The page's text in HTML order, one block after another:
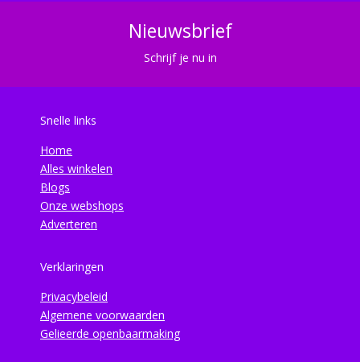
Nieuwsbrief
Schrijf je nu in
Snelle links
Home
Alles winkelen
Blogs
Onze webshops
Adverteren
Verklaringen
Privacybeleid
Algemene voorwaarden
Gelieerde openbaarmaking